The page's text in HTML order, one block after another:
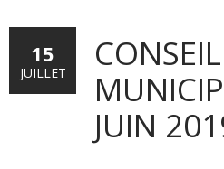
CONSEIL
JUIN
15
JUILLET